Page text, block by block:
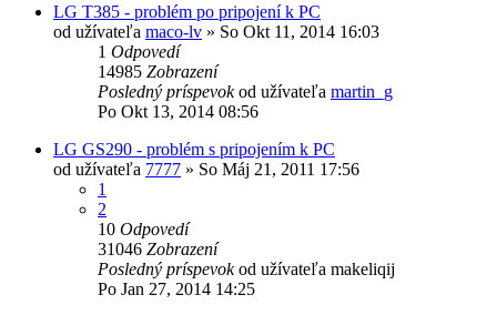
LG T385 - problém po pripojení k PC
od užívateľa maco-lv » So Okt 11, 2014 16:03
1 Odpovedí
14985 Zobrazení
Posledný príspevokod užívateľa martin_g
Po Okt 13, 2014 08:56
LG GS290 - problém s pripojením k PC
od užívateľa 7777 » So Máj 21, 2011 17:56
1
2
10 Odpovedí
31046 Zobrazení
Posledný príspevokod užívateľa makeliqij
Po Jan 27, 2014 14:25